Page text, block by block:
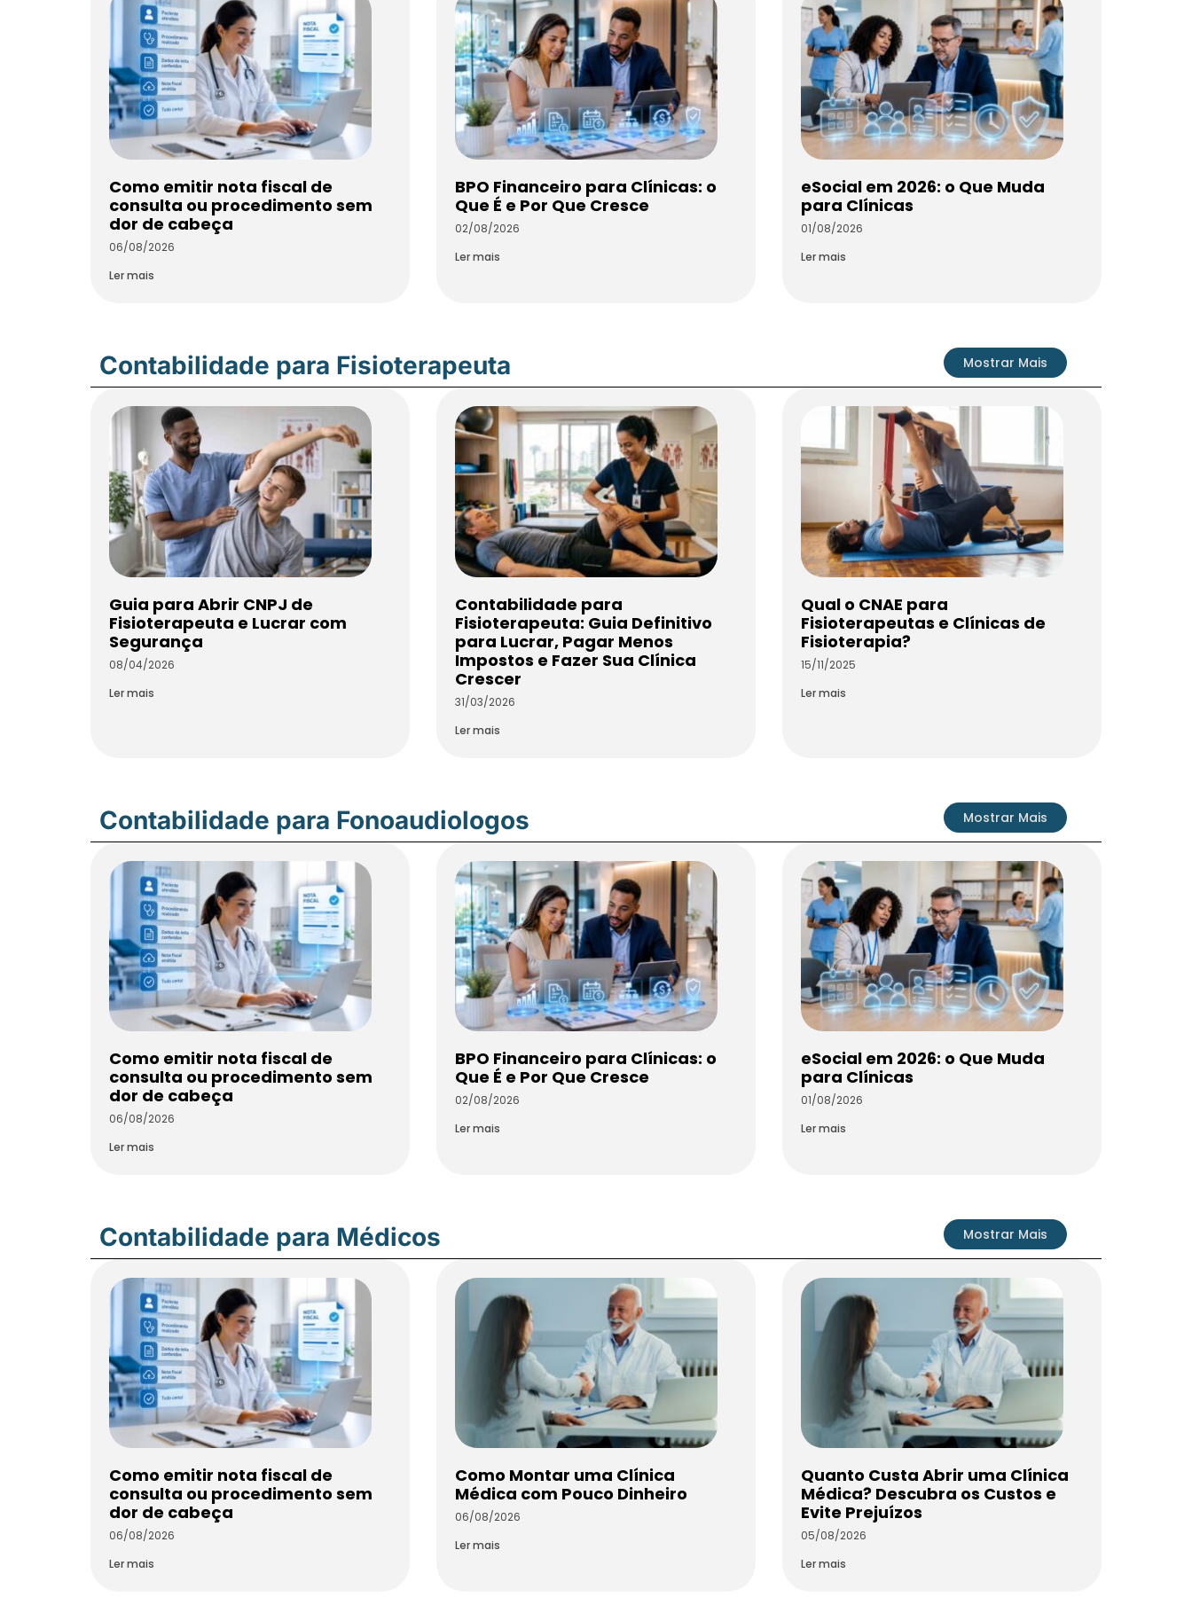
Como emitir nota fiscal de
consulta ou procedimento sem
dor de cabeça
06/08/2026
Ler mais
BPO Financeiro para Clínicas: o
Que É e Por Que Cresce
02/08/2026
Ler mais
eSocial em 2026: o Que Muda
para Clínicas
01/08/2026
Ler mais
Contabilidade para Fisioterapeuta Mostrar Mais
Guia para Abrir CNPJ de
Fisioterapeuta e Lucrar com
Segurança
08/04/2026
Ler mais
Contabilidade para
Fisioterapeuta: Guia Definitivo
para Lucrar, Pagar Menos
Impostos e Fazer Sua Clínica
Crescer
31/03/2026
Ler mais
Qual o CNAE para
Fisioterapeutas e Clínicas de
Fisioterapia?
15/11/2025
Ler mais
Contabilidade para Fonoaudiologos Mostrar Mais
Como emitir nota fiscal de
consulta ou procedimento sem
dor de cabeça
06/08/2026
Ler mais
BPO Financeiro para Clínicas: o
Que É e Por Que Cresce
02/08/2026
Ler mais
eSocial em 2026: o Que Muda
para Clínicas
01/08/2026
Ler mais
Contabilidade para Médicos Mostrar Mais
Como emitir nota fiscal de
consulta ou procedimento sem
dor de cabeça
06/08/2026
Ler mais
Como Montar uma Clínica
Médica com Pouco Dinheiro
06/08/2026
Ler mais
Quanto Custa Abrir uma Clínica
Médica? Descubra os Custos e
Evite Prejuízos
05/08/2026
Ler mais